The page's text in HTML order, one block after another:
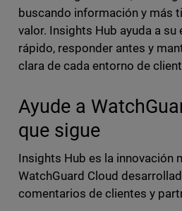
buscando información y más
valor. Insights Hub ayuda a
rápido, responder antes y
clara de cada entorno de
Ayude a
que sigue
Insights Hub es la innovación
WatchGuard Cloud
comentarios de clientes y